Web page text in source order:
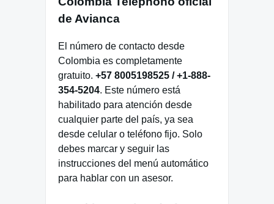
de Avianca
El número de contacto desde
Colombia es completamente
gratuito. +57 8005198525 / +1-888-
354-5204. Este número está
habilitado para atención desde
cualquier parte del país, ya sea
desde celular o teléfono fijo. Solo
debes marcar y seguir las
instrucciones del menú automático
para hablar con un asesor.